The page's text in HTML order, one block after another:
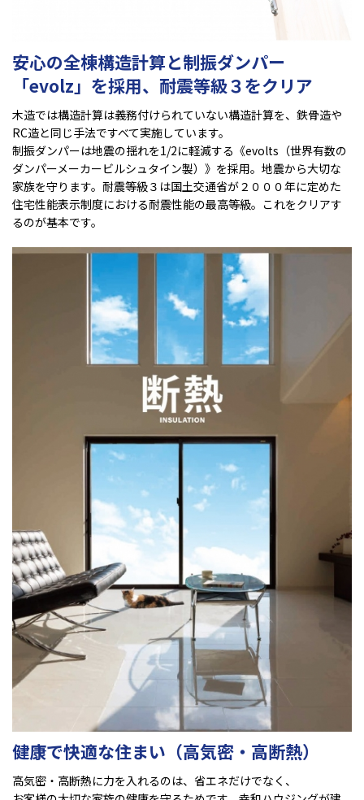
安心の全棟構造計算と制振ダンパー
「evolz」を採用、耐震等級３をクリア
木造では構造計算は義務付けられていない構造計算を、鉄骨造や
RC造と同じ手法ですべて実施しています。
制振ダンパーは地震の揺れを1/2に軽減する《evolts（世界有数の
ダンパーメーカービルシュタイン製）》を採用。地震から大切な
家族を守ります。耐震等級３は国土交通省が２０００年に定めた
住宅性能表示制度における耐震性能の最高等級。これをクリアす
るのが基本です。
健康で快適な住まい（高気密・高断熱）
高気密・高断熱に力を入れるのは、省エネだけでなく、